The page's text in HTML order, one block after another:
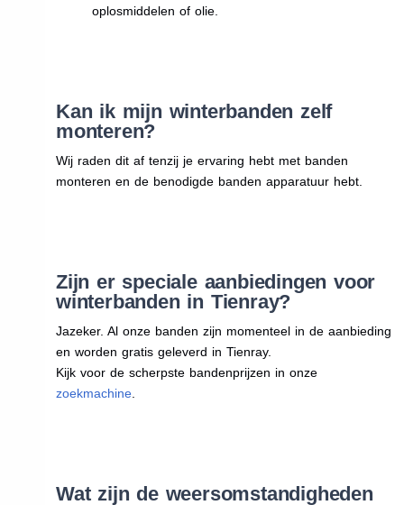
oplosmiddelen of olie.
Kan ik mijn winterbanden zelf
monteren?
Wij raden dit af tenzij je ervaring hebt met banden
monteren en de benodigde banden apparatuur hebt.
Zijn er speciale aanbiedingen voor
winterbanden in Tienray?
Jazeker. Al onze banden zijn momenteel in de aanbieding
en worden gratis geleverd in Tienray.
Kijk voor de scherpste bandenprijzen in onze
zoekmachine.
Wat zijn de weersomstandigheden